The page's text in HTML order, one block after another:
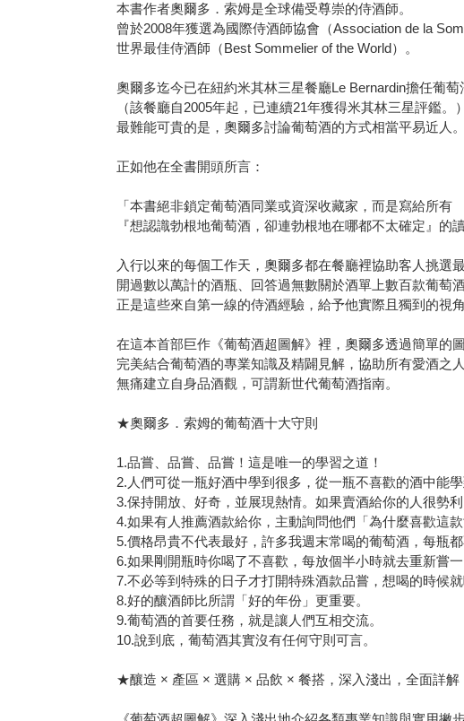
本書作者奧爾多．索姆是全球備受尊崇的侍酒師。
曾於2008年獲選為國際侍酒師協會（Association de la
世界最佳侍酒師（Best Sommelier of the World）。
奧爾多迄今已在紐約米其林三星餐廳Le Bernardin擔任葡萄
（該餐廳自2005年起，已連續21年獲得米其林三星評鑑。）
最難能可貴的是，奧爾多討論葡萄酒的方式相當平易近人。
正如他在全書開頭所言：
「本書絕非鎖定葡萄酒同業或資深收藏家，而是寫給所有
『想認識勃根地葡萄酒，卻連勃根地在哪都不太確定』的讀
入行以來的每個工作天，奧爾多都在餐廳裡協助客人挑選最
開過數以萬計的酒瓶、回答過無數關於酒單上數百款葡萄酒
正是這些來自第一線的侍酒經驗，給予他實際且獨到的視角
在這本首部巨作《葡萄酒超圖解》裡，奧爾多透過簡單的圖
完美結合葡萄酒的專業知識及精闢見解，協助所有愛酒之人
無痛建立自身品酒觀，可謂新世代葡萄酒指南。
★奧爾多．索姆的葡萄酒十大守則
1.品嘗、品嘗、品嘗！這是唯一的學習之道！
2.人們可從一瓶好酒中學到很多，從一瓶不喜歡的酒中能學
3.保持開放、好奇，並展現熱情。如果賣酒給你的人很勢利
4.如果有人推薦酒款給你，主動詢問他們「為什麼喜歡這款
5.價格昂貴不代表最好，許多我週末常喝的葡萄酒，每瓶都
6.如果剛開瓶時你喝了不喜歡，每放個半小時就去重新嘗一
7.不必等到特殊的日子才打開特殊酒款品嘗，想喝的時候就
8.好的釀酒師比所謂「好的年份」更重要。
9.葡萄酒的首要任務，就是讓人們互相交流。
10.說到底，葡萄酒其實沒有任何守則可言。
★釀造 × 產區 × 選購 × 品飲 × 餐搭，深入淺出，全面詳解